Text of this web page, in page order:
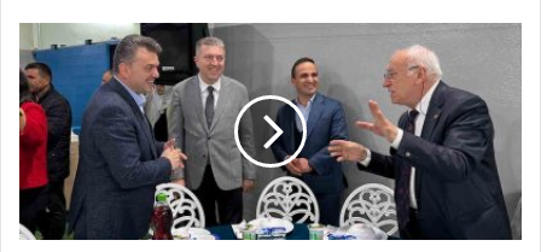
Karasu
Kaymakamı
ve
Belediye
Başkanı
Depremzede
Misafirlerle
İftarda
buluştu